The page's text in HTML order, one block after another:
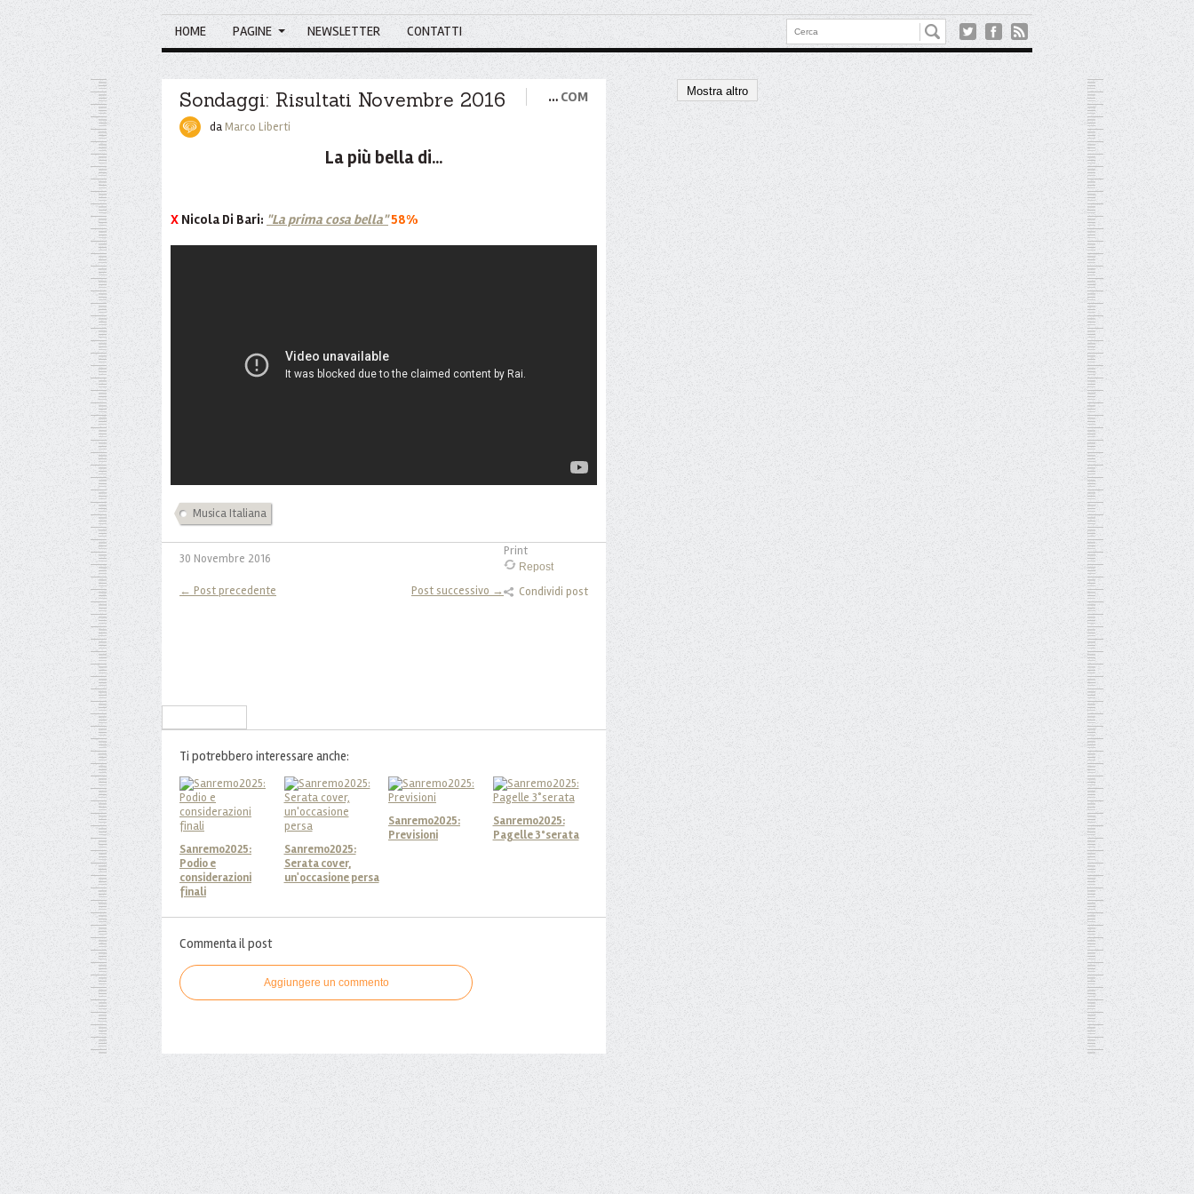
HOME PAGINE NEWSLETTER CONTATTI
Sondaggi: Risultati Novembre 2016 … COM
daMarco Liberti
La più bella di...
X Nicola Di Bari: "La prima cosa bella"58%
Musica Italiana
30 Novembre 2016
Print
Repost
Condividi post
← Post precedente Post successivo →
Ti potrebbero interessare anche:
Sanremo2025:
Podio e
considerazioni
finali
Sanremo2025:
Serata cover,
un'occasione persa
Sanremo2025:
Previsioni
Sanremo2025:
Pagelle 3°serata
Commenta il post
Aggiungere un commento
Mostra altro